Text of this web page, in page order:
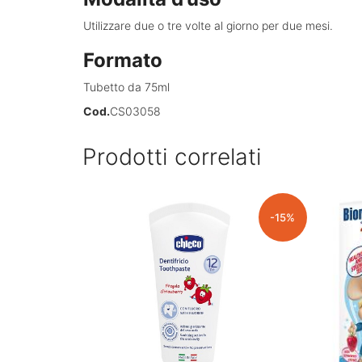
Utilizzare due o tre volte al giorno per due mesi.
Formato
Tubetto da 75ml
Cod.CS03058
Prodotti correlati
-15%